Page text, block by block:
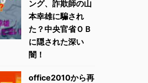
ング、詐欺師の山
本幸雄に騙され
た？中央官省ＯＢ
に隠された深い
闇！
office2010から再